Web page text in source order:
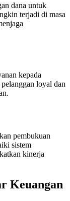
dana untuk
terjadi di masa
kepada
loyal dan
pembukuan
sistem
kinerja
Keuangan